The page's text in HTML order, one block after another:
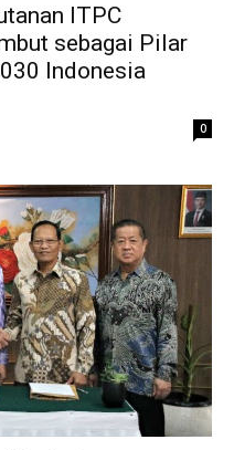
ITPC
sebagai Pilar
Indonesia
0